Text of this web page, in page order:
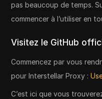
pas beaucoup de temps.
commencer à l’utiliser en
Visitez le GitHub
Commencez par vous
pour Interstellar Proxy :
C’est ici que vous